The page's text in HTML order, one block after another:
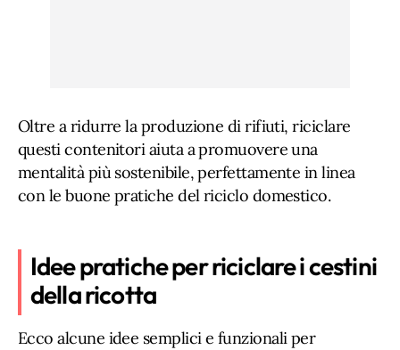
Oltre a ridurre la produzione di rifiuti, riciclare
questi contenitori aiuta a promuovere una
mentalità più sostenibile, perfettamente in linea
con le buone pratiche del riciclo domestico.
Idee pratiche per riciclare i cestini
della ricotta
Ecco alcune idee semplici e funzionali per